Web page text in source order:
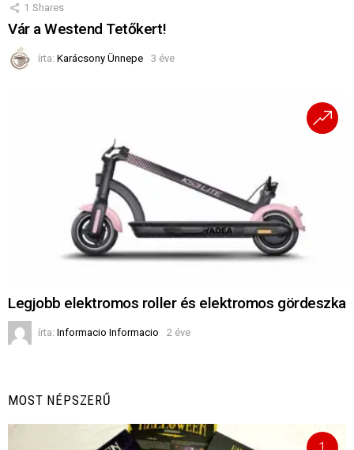
1 Shares
Vár a Westend Tetőkert!
írta: Karácsony Ünnepe 3 éve
Legjobb elektromos roller és elektromos gördeszka
írta: Informacio Informacio 2 éve
MOST NÉPSZERŰ